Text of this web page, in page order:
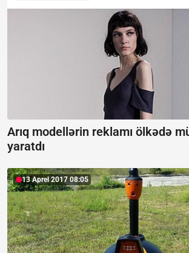
Arıq modellərin reklamı ölkədə
yaratdı
13 Aprel 2017 08:05